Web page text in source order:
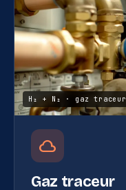
H₂ + N₂ · gaz traceur
cloud
Gaz traceur